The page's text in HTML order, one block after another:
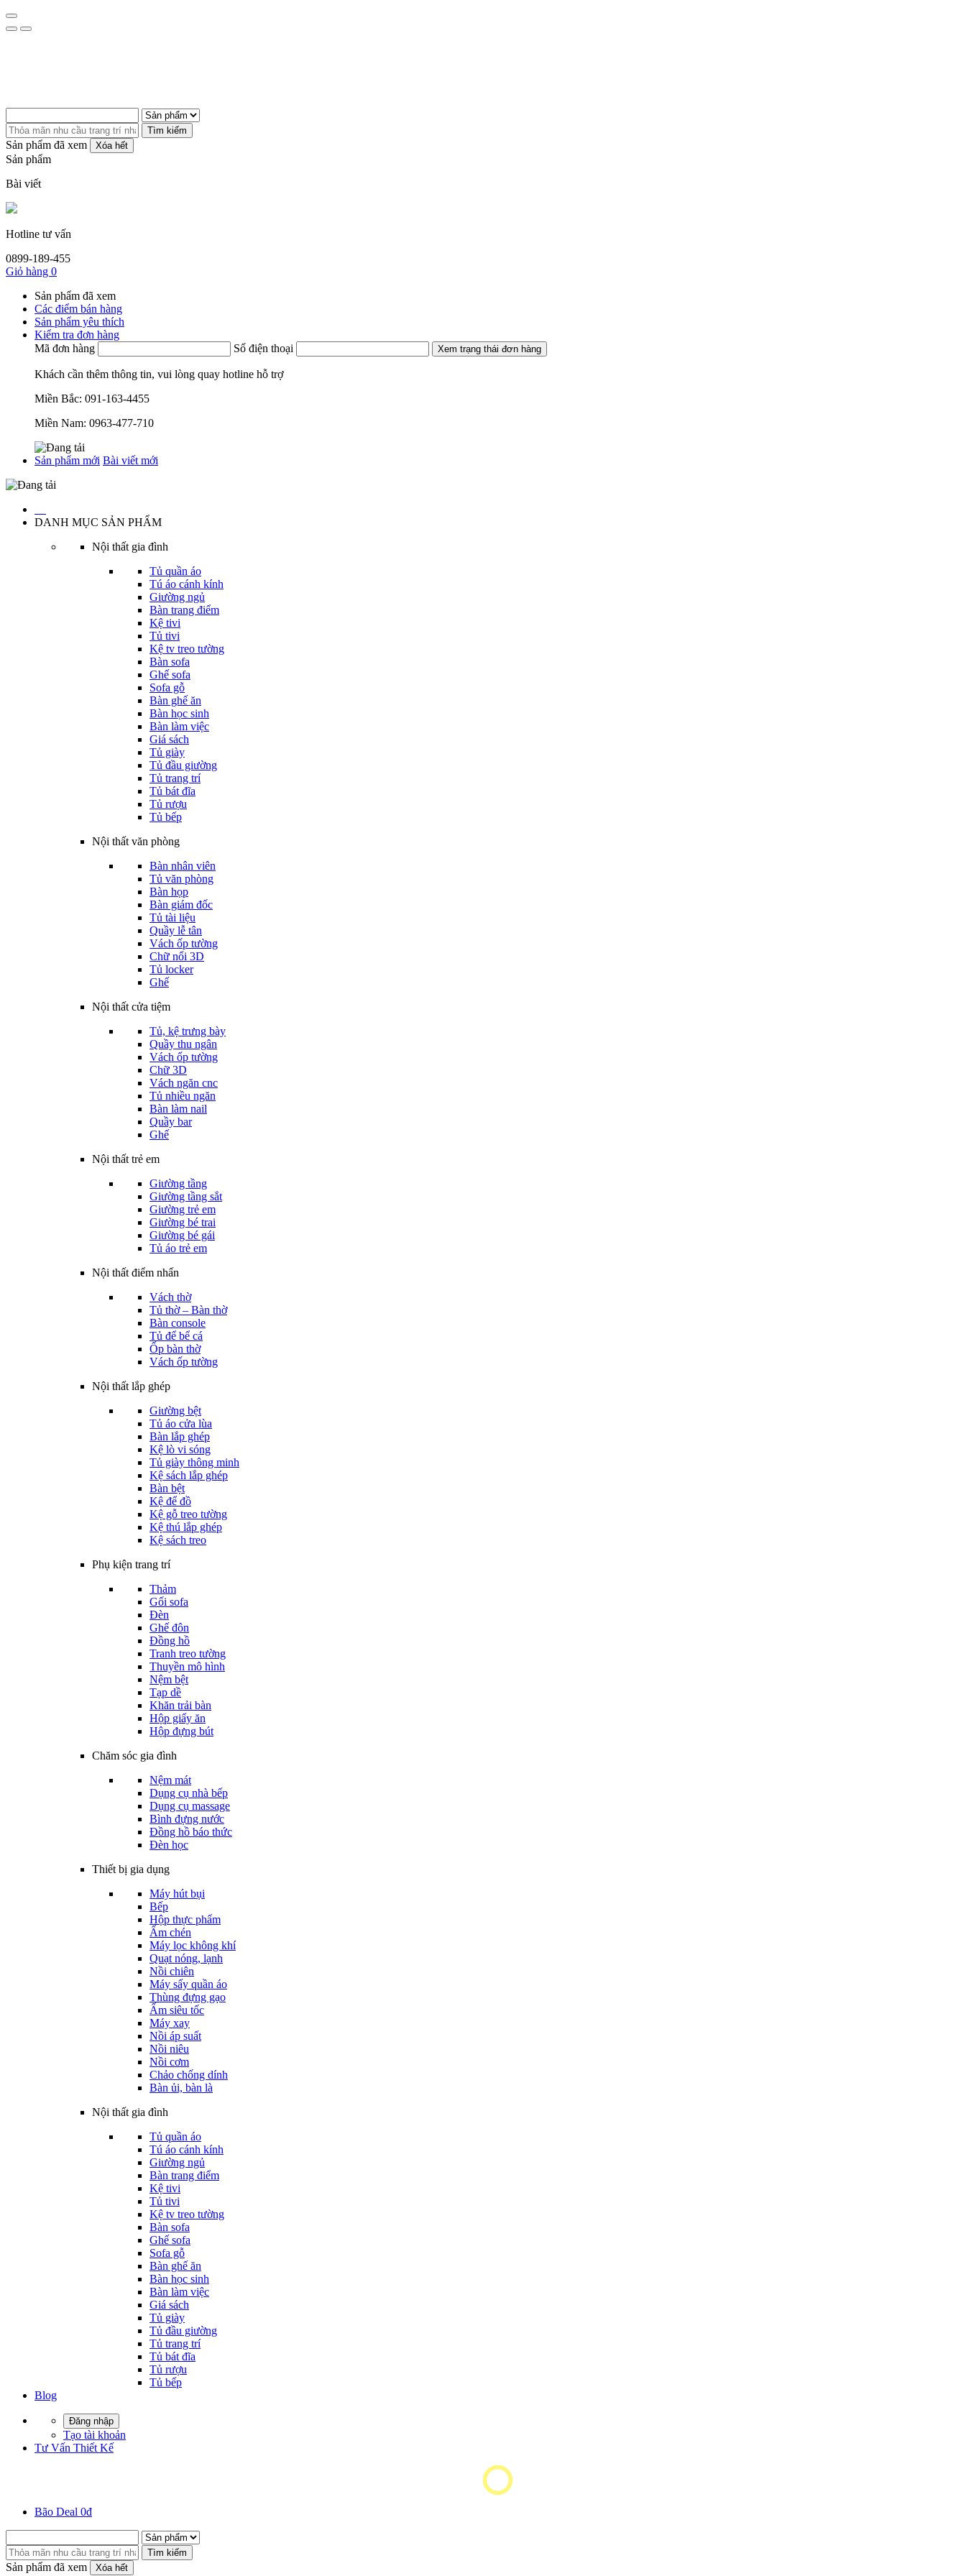
Tìm kiếm
Sản phẩm đã xem Xóa hết
Sản phẩm
Bài viết
Hotline tư vấn
0899-189-455
Giỏ hàng 0
Sản phẩm đã xem
Các điểm bán hàng
Sản phẩm yêu thích
Kiểm tra đơn hàng
Mã đơn hàng
Số điện thoại Xem trạng thái đơn hàng
Khách cần thêm thông tin, vui lòng quay hotline hỗ trợ
Miền Bắc: 091-163-4455
Miền Nam: 0963-477-710
Sản phẩm mới Bài viết mới
DANH MỤC SẢN PHẨM
Nội thất gia đình
Tủ quần áo
Tú áo cánh kính
Giường ngủ
Bàn trang điểm
Kệ tivi
Tủ tivi
Kệ tv treo tường
Bàn sofa
Ghế sofa
Sofa gỗ
Bàn ghế ăn
Bàn học sinh
Bàn làm việc
Giá sách
Tủ giày
Tủ đầu giường
Tủ trang trí
Tủ bát đĩa
Tủ rượu
Tủ bếp
Nội thất văn phòng
Bàn nhân viên
Tủ văn phòng
Bàn họp
Bàn giám đốc
Tủ tài liệu
Quầy lễ tân
Vách ốp tường
Chữ nổi 3D
Tủ locker
Ghế
Nội thất cửa tiệm
Tủ, kệ trưng bày
Quầy thu ngân
Vách ốp tường
Chữ 3D
Vách ngăn cnc
Tủ nhiều ngăn
Bàn làm nail
Quầy bar
Ghế
Nội thất trẻ em
Giường tầng
Giường tầng sắt
Giường trẻ em
Giường bé trai
Giường bé gái
Tủ áo trẻ em
Nội thất điểm nhấn
Vách thờ
Tủ thờ – Bàn thờ
Bàn console
Tủ để bể cá
Ốp bàn thờ
Vách ốp tường
Nội thất lắp ghép
Giường bệt
Tủ áo cửa lùa
Bàn lắp ghép
Kệ lò vi sóng
Tủ giày thông minh
Kệ sách lắp ghép
Bàn bệt
Kệ để đồ
Kệ gỗ treo tường
Kệ thú lắp ghép
Kệ sách treo
Phụ kiện trang trí
Thảm
Gối sofa
Đèn
Ghế đôn
Đồng hồ
Tranh treo tường
Thuyền mô hình
Nệm bệt
Tạp dề
Khăn trải bàn
Hộp giấy ăn
Hộp đựng bút
Chăm sóc gia đình
Nệm mát
Dụng cụ nhà bếp
Dụng cụ massage
Bình đựng nước
Đồng hồ báo thức
Đèn học
Thiết bị gia dụng
Máy hút bụi
Bếp
Hộp thực phẩm
Ấm chén
Máy lọc không khí
Quạt nóng, lạnh
Nồi chiên
Máy sấy quần áo
Thùng đựng gạo
Ấm siêu tốc
Máy xay
Nồi áp suất
Nồi niêu
Nồi cơm
Chảo chống dính
Bàn ủi, bàn là
Nội thất gia đình
Tủ quần áo
Tú áo cánh kính
Giường ngủ
Bàn trang điểm
Kệ tivi
Tủ tivi
Kệ tv treo tường
Bàn sofa
Ghế sofa
Sofa gỗ
Bàn ghế ăn
Bàn học sinh
Bàn làm việc
Giá sách
Tủ giày
Tủ đầu giường
Tủ trang trí
Tủ bát đĩa
Tủ rượu
Tủ bếp
Blog
Đăng nhập
Tạo tài khoản
Tư Vấn Thiết Kế
Bão Deal 0đ
Tìm kiếm
Sản phẩm đã xem Xóa hết